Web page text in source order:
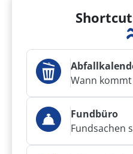
Wann
Fundbüro
Fundsachen